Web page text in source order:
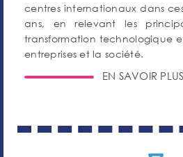
centres internationaux dans
ans, en relevant les
transformation technologique
entreprises et la société.
EN SAVOIR PLUS